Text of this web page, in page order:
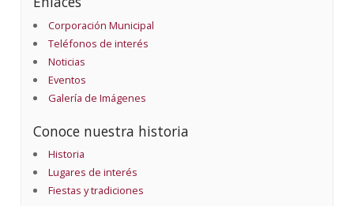
Corporación Municipal
Teléfonos de interés
Noticias
Eventos
Galería de Imágenes
Conoce nuestra historia
Historia
Lugares de interés
Fiestas y tradiciones